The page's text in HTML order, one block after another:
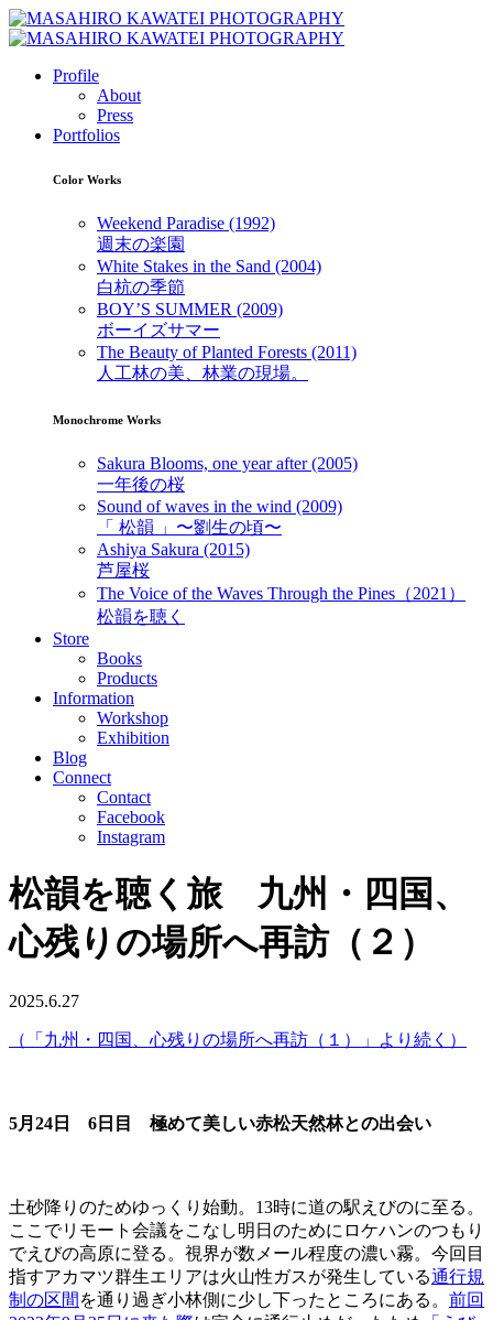
Profile
About
Press
Portfolios
Color Works
Weekend Paradise (1992)
週末の楽園
White Stakes in the Sand (2004)
白杭の季節
BOY’S SUMMER (2009)
ボーイズサマー
The Beauty of Planted Forests (2011)
人工林の美、林業の現場。
Monochrome Works
Sakura Blooms, one year after (2005)
一年後の桜
Sound of waves in the wind (2009)
「 松韻 」〜劉生の頃〜
Ashiya Sakura (2015)
芦屋桜
The Voice of the Waves Through the Pines（2021）
松韻を聴く
Store
Books
Products
Information
Workshop
Exhibition
Blog
Connect
Contact
Facebook
Instagram
松韻を聴く旅 九州・四国、
心残りの場所へ再訪（２）
2025.6.27
（「九州・四国、心残りの場所へ再訪（１）」より続く）
5月24日 6日目 極めて美しい赤松天然林との出会い
土砂降りのためゆっくり始動。13時に道の駅えびのに至る。
ここでリモート会議をこなし明日のためにロケハンのつもり
でえびの高原に登る。視界が数メール程度の濃い霧。今回目
指すアカマツ群生エリアは火山性ガスが発生している通行規
制の区間 を通り過ぎ小林側に少し下ったところにある。 前回